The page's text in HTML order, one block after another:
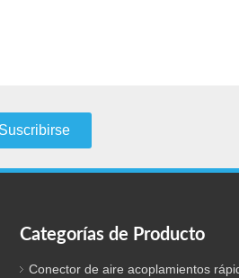
Suscribirse
Categorías de Producto
Conector de aire acoplamientos